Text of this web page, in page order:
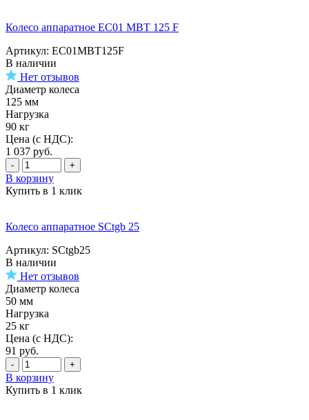
Колесо аппаратное EC01 MBT 125 F
Артикул: EC01MBT125F
В наличии
Нет отзывов
Диаметр колеса
125 мм
Нагрузка
90 кг
Цена (с НДС):
1 037 руб.
- +
В корзину
Купить в 1 клик
Колесо аппаратное SCtgb 25
Артикул: SCtgb25
В наличии
Нет отзывов
Диаметр колеса
50 мм
Нагрузка
25 кг
Цена (с НДС):
91 руб.
- +
В корзину
Купить в 1 клик